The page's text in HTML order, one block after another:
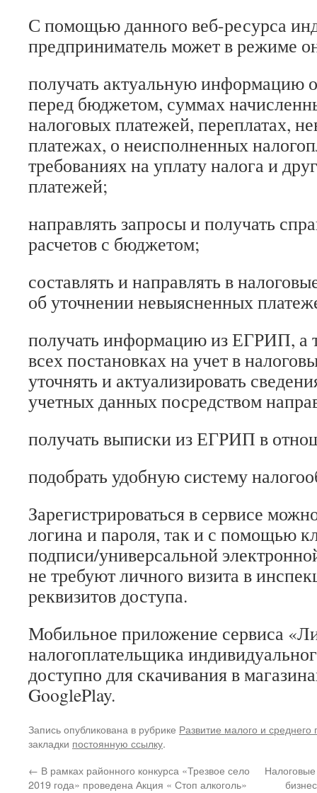
С помощью данного веб-ресурса
предприниматель может в режиме
получать актуальную информацию
перед бюджетом, суммах
налоговых платежей, переплатах,
платежах, о неисполненных
требованиях на уплату налога и
платежей;
направлять запросы и получать
расчетов с бюджетом;
составлять и направлять в
об уточнении невыясненных
получать информацию из ЕГРИП, а
всех постановках на учет в
уточнять и актуализировать
учетных данных посредством
получать выписки из ЕГРИП в
подобрать удобную систему
Зарегистрироваться в сервисе
логина и пароля, так и с помощью
подписи/универсальной
не требуют личного визита в
реквизитов доступа.
Мобильное приложение сервиса
налогоплательщика
доступно для скачивания в
GooglePlay.
Запись опубликована в рубрике Развитие малого и
закладки постоянную ссылку.
← В рамках районного конкурса «Трезвое село
2019 года» проведена Акция « Стоп алкоголь»